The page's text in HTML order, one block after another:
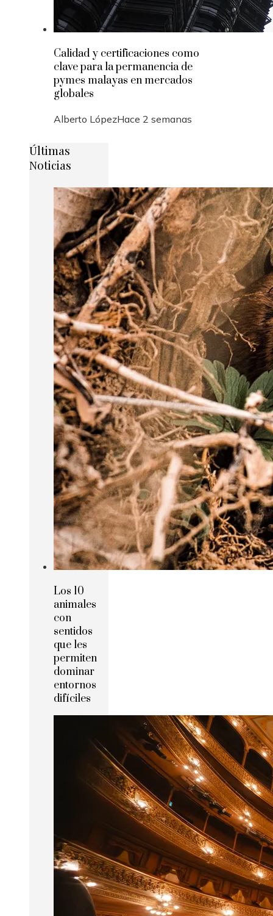
Calidad y certificaciones como
clave para la permanencia de
pymes malayas en mercados
globales
Alberto LópezHace 2 semanas
Últimas
Noticias
Los 10
animales
con
sentidos
que les
permiten
dominar
entornos
difíciles